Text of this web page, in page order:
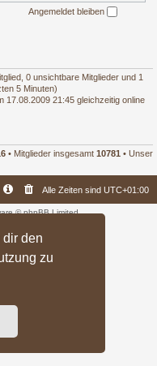
dir den
zu
Angemeldet bleiben
0 unsichtbare Mitglieder und 1
5 Minuten)
17.08.2009 21:45 gleichzeitig online
• Mitglieder insgesamt 10781 • Unser
Alle Zeiten sind UTC+01:00
© phpBB Limited